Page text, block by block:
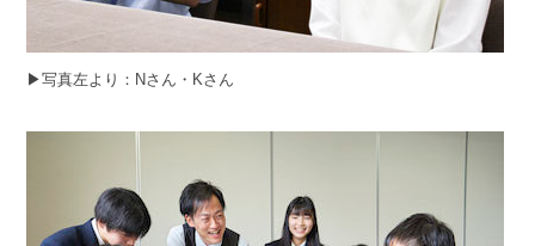
▶︎写真左より：Nさん・Kさん